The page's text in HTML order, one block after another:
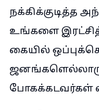
நக்கிக்குடித்த
உங்களை
கையில்
போகக்கடவர்கள்